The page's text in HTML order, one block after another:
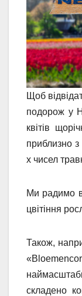
Щоб
подорож у
квітів
приблизно
х чисел
Ми радимо
цвітіння
Також,
складено